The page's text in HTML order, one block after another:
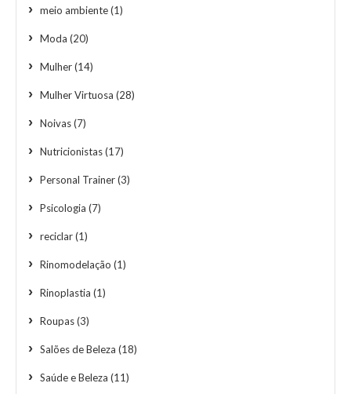
meio ambiente(1)
Moda (20)
Mulher(14)
Mulher Virtuosa (28)
Noivas(7)
Nutricionistas(17)
Personal Trainer(3)
Psicologia (7)
reciclar(1)
Rinomodelação (1)
Rinoplastia (1)
Roupas(3)
Salões de Beleza (18)
Saúde e Beleza (11)